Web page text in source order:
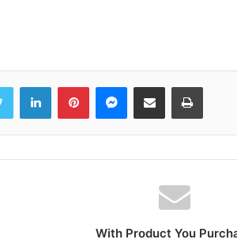
Twitter LinkedInPinterestMessenger
Share via Email Print
With Product You